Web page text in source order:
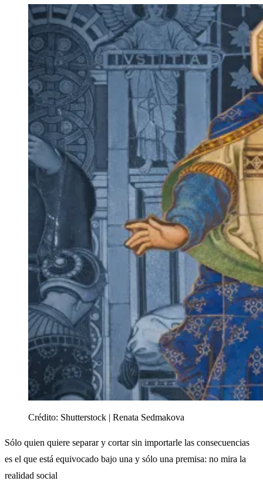
Crédito: Shutterstock | Renata Sedmakova
Sólo quien quiere separar y cortar sin importarle las consecuencias
es el que está equivocado bajo una y sólo una premisa: no mira la
realidad social